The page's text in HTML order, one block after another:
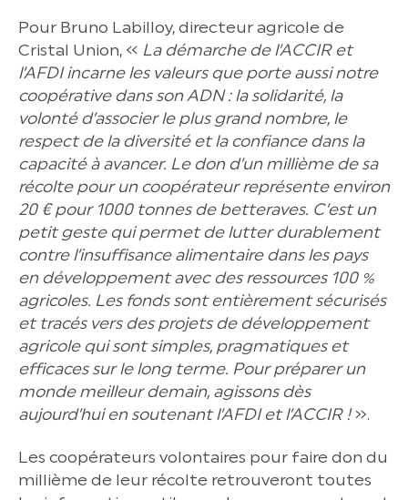
Pour Bruno Labilloy, directeur agricole de
Cristal Union, « La démarche de l’ACCIR et
l’AFDI incarne les valeurs que porte aussi notre
coopérative dans son ADN : la solidarité, la
volonté d’associer le plus grand nombre, le
respect de la diversité et la confiance dans la
capacité à avancer. Le don d’un millième de sa
récolte pour un coopérateur représente environ
20 € pour 1000 tonnes de betteraves. C’est un
petit geste qui permet de lutter durablement
contre l’insuffisance alimentaire dans les pays
en développement avec des ressources 100 %
agricoles. Les fonds sont entièrement sécurisés
et tracés vers des projets de développement
agricole qui sont simples, pragmatiques et
efficaces sur le long terme. Pour préparer un
monde meilleur demain, agissons dès
aujourd’hui en soutenant l’AFDI et l’ACCIR !».
Les coopérateurs volontaires pour faire don du
millième de leur récolte retrouveront toutes